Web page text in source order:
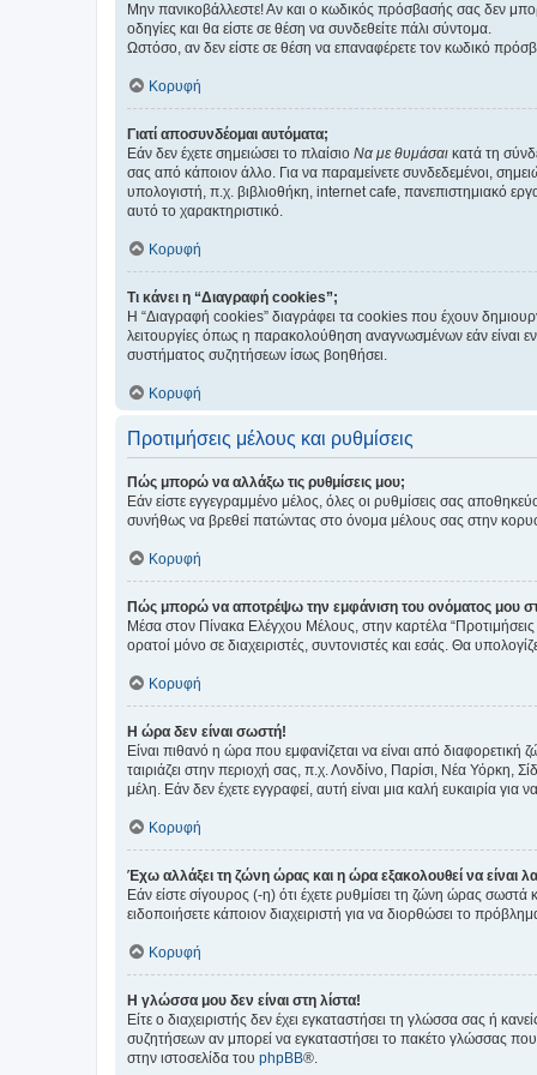
Μην πανικοβάλλεστε! Αν και ο κωδικός πρόσβασής σας δεν
οδηγίες και θα είστε σε θέση να συνδεθείτε πάλι σύντομα.
Ωστόσο, αν δεν είστε σε θέση να επαναφέρετε τον κωδικό
Κορυφή
Γιατί αποσυνδέομαι αυτόματα;
Εάν δεν έχετε σημειώσει το πλαίσιο Να με θυμάσαι κατά τη
σας από κάποιον άλλο. Για να παραμείνετε συνδεδεμένοι,
υπολογιστή, π.χ. βιβλιοθήκη, internet cafe, πανεπιστημιακό
αυτό το χαρακτηριστικό.
Κορυφή
Τι κάνει η “Διαγραφή cookies”;
Η “Διαγραφή cookies” διαγράφει τα cookies που έχουν
λειτουργίες όπως η παρακολούθηση αναγνωσμένων εάν είναι
συστήματος συζητήσεων ίσως βοηθήσει.
Κορυφή
Προτιμήσεις μέλους και ρυθμίσεις
Πώς μπορώ να αλλάξω τις ρυθμίσεις μου;
Εάν είστε εγγεγραμμένο μέλος, όλες οι ρυθμίσεις σας
συνήθως να βρεθεί πατώντας στο όνομα μέλους σας στην
Κορυφή
Πώς μπορώ να αποτρέψω την εμφάνιση του ονόματος μου
Μέσα στον Πίνακα Ελέγχου Μέλους, στην καρτέλα
ορατοί μόνο σε διαχειριστές, συντονιστές και εσάς. Θα
Κορυφή
Η ώρα δεν είναι σωστή!
Είναι πιθανό η ώρα που εμφανίζεται να είναι από
ταιριάζει στην περιοχή σας, π.χ. Λονδίνο, Παρίσι, Νέα Υόρκη,
μέλη. Εάν δεν έχετε εγγραφεί, αυτή είναι μια καλή ευκαιρία για
Κορυφή
Έχω αλλάξει τη ζώνη ώρας και η ώρα εξακολουθεί να είναι
Εάν είστε σίγουρος (-η) ότι έχετε ρυθμίσει τη ζώνη ώρας
ειδοποιήσετε κάποιον διαχειριστή για να διορθώσει το
Κορυφή
Η γλώσσα μου δεν είναι στη λίστα!
Είτε ο διαχειριστής δεν έχει εγκαταστήσει τη γλώσσα σας ή
συζητήσεων αν μπορεί να εγκαταστήσει το πακέτο γλώσσας
στην ιστοσελίδα του phpBB®.